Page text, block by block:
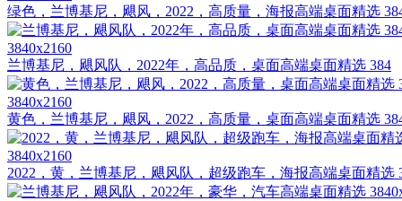
绿色，兰博基尼，飓风，2022，高质量，海报高端桌面精选
3840x2160
兰博基尼，飓风队，2022年，高品质，桌面高端桌面精选 384
3840x2160
黄色，兰博基尼，飓风，2022，高质量，桌面高端桌面精选
3840x2160
2022，黄，兰博基尼，飓风队，超级跑车，海报高端桌面精选